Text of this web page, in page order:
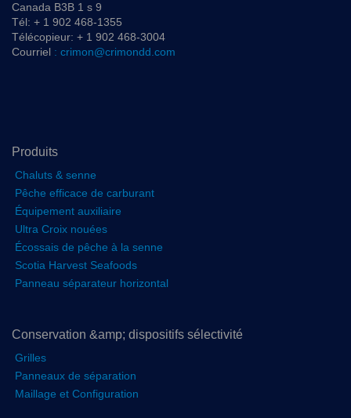
Canada B3B 1 s 9
Tél: + 1 902 468-1355
Télécopieur: + 1 902 468-3004
Courriel : crimon@crimondd.com
Produits
Chaluts & senne
Pêche efficace de carburant
Équipement auxiliaire
Ultra Croix nouées
Écossais de pêche à la senne
Scotia Harvest Seafoods
Panneau séparateur horizontal
Conservation &amp; dispositifs sélectivité
Grilles
Panneaux de séparation
Maillage et Configuration